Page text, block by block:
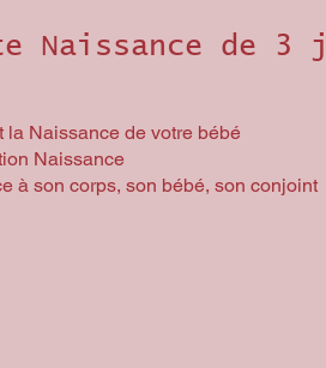
Naissance de 3
la Naissance de votre bébé
Naissance
à son corps, son bébé, son conjoint